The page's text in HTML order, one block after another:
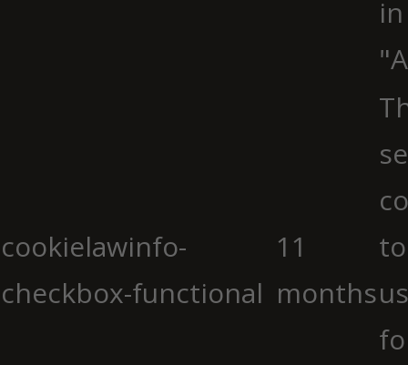
cookielawinfo-
checkbox-functional
11
months